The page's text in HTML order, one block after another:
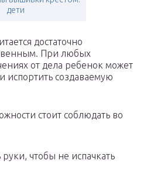
дети
достаточно
При любых
от дела ребенок может
испортить создаваемую
стоит соблюдать во
чтобы не испачкать